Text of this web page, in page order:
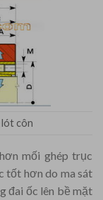
lót côn
mối ghép trục
tốt hơn do ma sát
đai ốc lên bề mặt